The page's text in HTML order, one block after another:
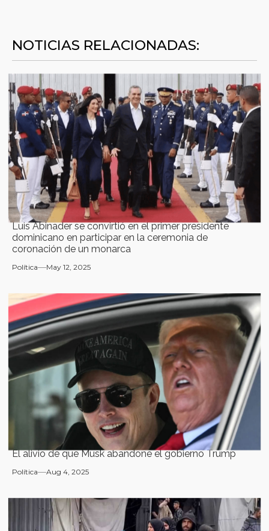
NOTICIAS RELACIONADAS:
Luis Abinader se convirtió en el primer presidente
dominicano en participar en la ceremonia de
coronación de un monarca
Política May 12, 2025
El alivio de que Musk abandone el gobierno Trump
Política Aug 4, 2025